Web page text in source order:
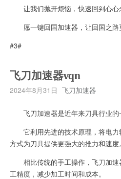
让我们抛开烦恼，快速回到心心
愿一键回国加速器，让回国之路
#3#
飞刀加速器vqn
2024年8月31日 飞刀加速器
飞刀加速器是近年来刀具行业的
它利用先进的技术原理，将电力
方式为刀具提供更强大的推力和速度。
相比传统的手工操作，飞刀加速
工精度，减少加工时间和成本。